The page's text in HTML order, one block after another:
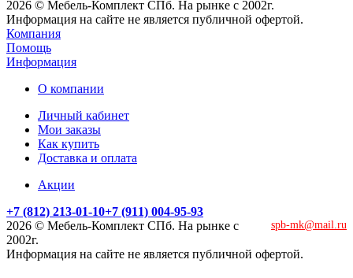
2026 © Мебель-Комплект СПб. На рынке с 2002г.
Информация на сайте не является публичной офертой.
Компания
Помощь
Информация
О компании
Личный кабинет
Мои заказы
Как купить
Доставка и оплата
Акции
+7 (812) 213-01-10+7 (911) 004-95-93
spb-mk@mail.ru
2026 © Мебель-Комплект СПб. На рынке с
2002г.
Информация на сайте не является публичной офертой.